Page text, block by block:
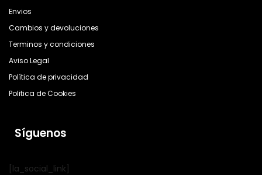
Envios
Cambios y devoluciones
Terminos y condiciones
Aviso Legal
Política de privacidad
Politica de Cookies
Síguenos
[la_social_link]